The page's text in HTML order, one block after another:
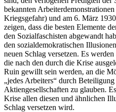
bekannten
Kriegsgefahr) und am 6. März
zeigen, dass die besten Elemente
den Sozialfaschisten abgewandt
den sozialdemokratischen
neuen Schlag versetzen. Es
die nach den durch die Krise
Ruin gewillt sein werden, an die
„jedes Arbeiters“ durch
Aktiengesellschaften zu glauben.
Krise allen diesen und ähnlichen
Schlag versetzen wird.